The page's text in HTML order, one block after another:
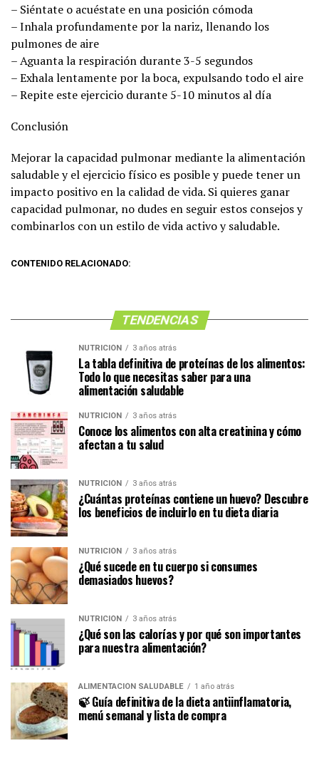
– Siéntate o acuéstate en una posición cómoda
– Inhala profundamente por la nariz, llenando los
pulmones de aire
– Aguanta la respiración durante 3-5 segundos
– Exhala lentamente por la boca, expulsando todo el aire
– Repite este ejercicio durante 5-10 minutos al día
Conclusión
Mejorar la capacidad pulmonar mediante la alimentación
saludable y el ejercicio físico es posible y puede tener un
impacto positivo en la calidad de vida. Si quieres ganar
capacidad pulmonar, no dudes en seguir estos consejos y
combinarlos con un estilo de vida activo y saludable.
CONTENIDO RELACIONADO:
TENDENCIAS
NUTRICIÓN 3 años atrás
La tabla definitiva de proteínas de los alimentos:
Todo lo que necesitas saber para una
alimentación saludable
NUTRICIÓN 3 años atrás
Conoce los alimentos con alta creatinina y cómo
afectan a tu salud
NUTRICIÓN 3 años atrás
¿Cuántas proteínas contiene un huevo? Descubre
los beneficios de incluirlo en tu dieta diaria
NUTRICIÓN 3 años atrás
¿Qué sucede en tu cuerpo si consumes
demasiados huevos?
NUTRICIÓN 3 años atrás
¿Qué son las calorías y por qué son importantes
para nuestra alimentación?
ALIMENTACIÓN SALUDABLE 1 año atrás
🍃 Guía definitiva de la dieta antiinflamatoria,
menú semanal y lista de compra